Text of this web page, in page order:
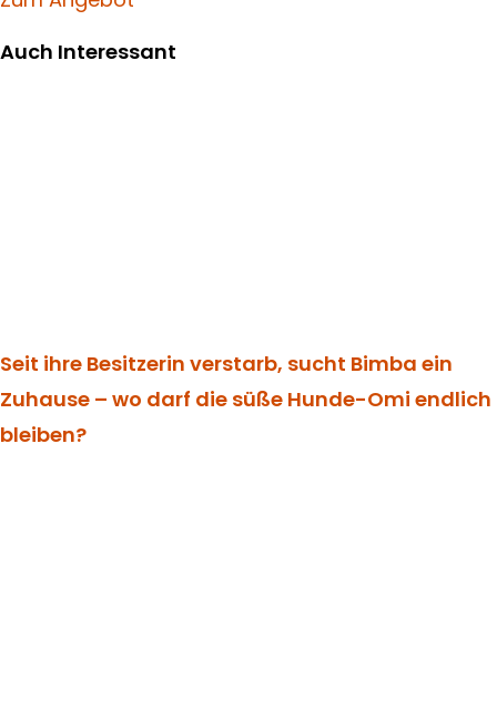
Auch Interessant
Seit ihre Besitzerin verstarb, sucht Bimba ein
Zuhause – wo darf die süße Hunde-Omi endlich
bleiben?